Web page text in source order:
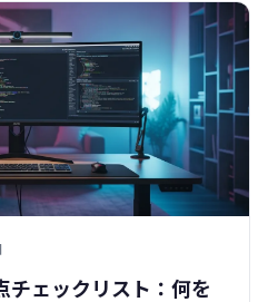
チェックリスト：何を